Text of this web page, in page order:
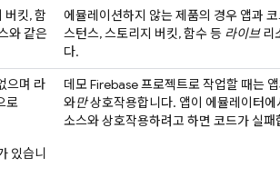
버킷, 함
와 같은
에뮬레이션하지 않는 제품의 경우 앱과
스턴스, 스토리지 버킷, 함수 등 라이브리
다.
으며 라
로
있습니
데모 Firebase 프로젝트로 작업할 때는
와만상호작용합니다. 앱이 에뮬레이터에
소스와 상호작용하려고 하면 코드가 실패